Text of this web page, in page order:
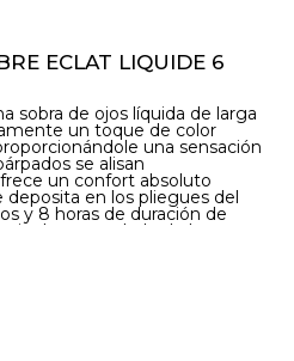
ECLAT LIQUIDE 6
sobra de ojos líquida de larga
un toque de color
una sensación
se alisan
un confort absoluto
en los pliegues del
y 8 horas de duración de
con un halo de luz y
para un maquillaje muy
de los resultados
una aplicación fácil y
acabados satinados o
entre sí y pueden
obtener un resultado de